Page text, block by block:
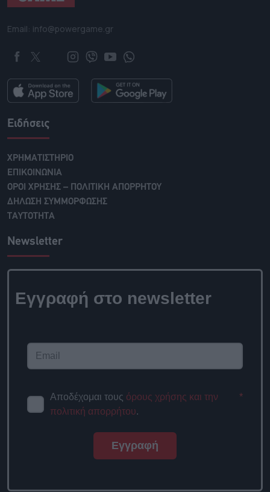
Email: info@powergame.gr
Ειδήσεις
ΧΡΗΜΑΤΙΣΤΗΡΙΟ
ΕΠΙΚΟΙΝΩΝΙΑ
ΟΡΟΙ ΧΡΗΣΗΣ – ΠΟΛΙΤΙΚΗ ΑΠΟΡΡΗΤΟΥ
ΔΗΛΩΣΗ ΣΥΜΜΟΡΦΩΣΗΣ
ΤΑΥΤΟΤΗΤΑ
Newsletter
Εγγραφή στο newsletter
Αποδέχομαι τους όρους χρήσης και την
πολιτική απορρήτου.
*
Εγγραφή